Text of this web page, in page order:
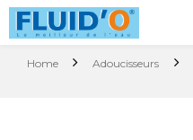
Home Adoucisseurs